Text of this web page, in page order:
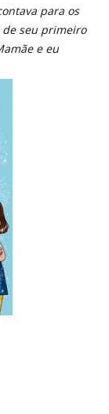
para os
seu primeiro
e eu